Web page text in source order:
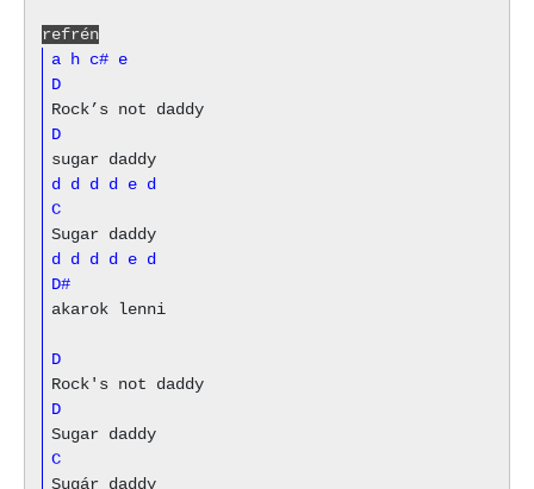
refrén
a h c# e
D
D
d d d d e d
C
d d d d e d
D#
akarok lenni
D
D
C